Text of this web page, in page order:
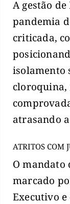
A gestão
pandemia
criticada,
isolamento
cloroquina,
atrasando
ATRITOS COM
O mandato
marcado
Executivo